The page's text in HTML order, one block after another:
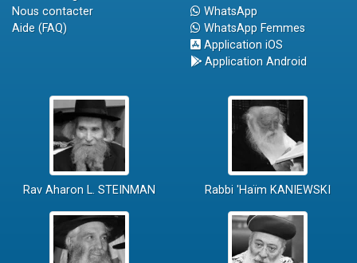
Nous contacter
Aide (FAQ)
WhatsApp
WhatsApp Femmes
Application iOS
Application Android
Rav Aharon L. STEINMAN Rabbi 'Haïm KANIEWSKI